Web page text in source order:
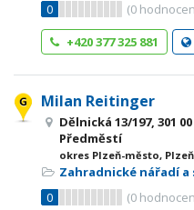
0
(0
+420 377 325 881
Milan Reitinger
Dělnická 13/197, 301
Předměstí
okres Plzeň-město,
Zahradnické nářadí
0
(0